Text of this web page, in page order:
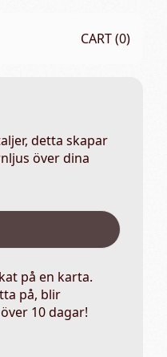
CART (0)
detta skapar
över dina
på en karta.
på, blir
10 dagar!